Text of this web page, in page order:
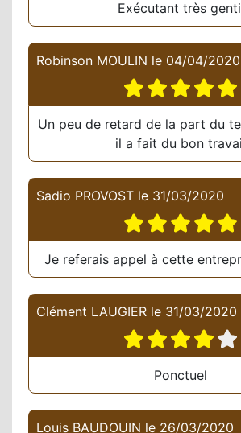
Exécutant très
Robinson MOULIN le 04/04/2020
Un peu de retard de la part du
il a fait du bon
Sadio PROVOST le 31/03/2020
Je referais appel à cette
Clément LAUGIER le 31/03/2020
Ponctuel
Louis BAUDOUIN le 26/03/2020